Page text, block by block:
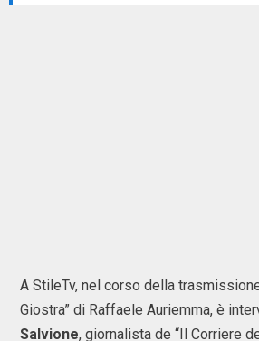
A StileTv, nel corso della
Giostra” di Raffaele Auriemma, è
Salvione, giornalista de “Il Corriere